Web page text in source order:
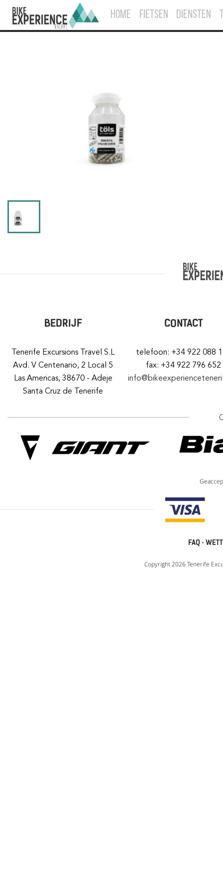
HOME FIETSEN DIENSTEN
BEDRIJF
Tenerife Excursions Travel S.L
Avd. V Centenario, 2 Local 5
Las Americas, 38670 - Adeje
Santa Cruz de Tenerife
CONTACT
telefoon: +34 922 088
fax: +34 922 796 652
FAQ ·
Copyright 2026 Tenerife